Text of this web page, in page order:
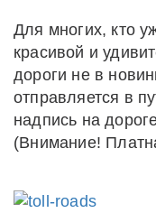
Для многих, кто
красивой и
дороги не в
отправляется в
надпись на
(Внимание!